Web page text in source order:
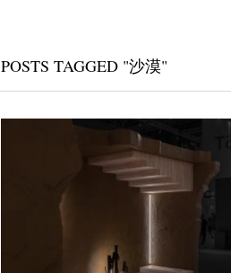
POSTS TAGGED "沙漠"